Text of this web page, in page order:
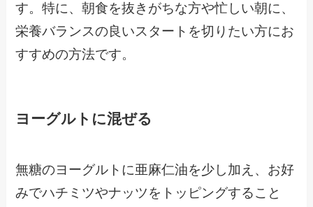
す。特に、朝食を抜きがちな方や忙しい朝に、
栄養バランスの良いスタートを切りたい方にお
すすめの方法です。
ヨーグルトに混ぜる
無糖のヨーグルトに亜麻仁油を少し加え、お好
みでハチミツやナッツをトッピングすること